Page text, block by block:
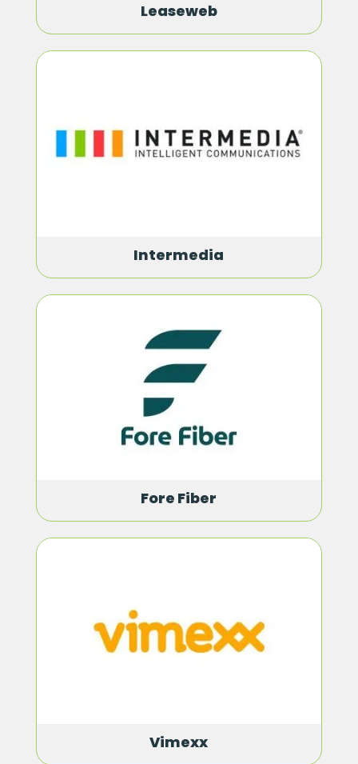
Leaseweb
Intermedia
Fore Fiber
Vimexx